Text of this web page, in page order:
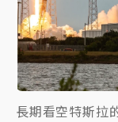
處置制度大變
數與撮合時間
才續任就飛美
到來時引起我
長期看空特斯拉